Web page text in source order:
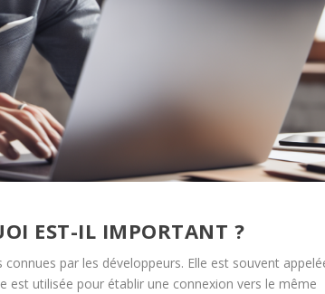
EST-IL IMPORTANT ?
connues par les développeurs. Elle est souvent
est utilisée pour établir une connexion vers le même